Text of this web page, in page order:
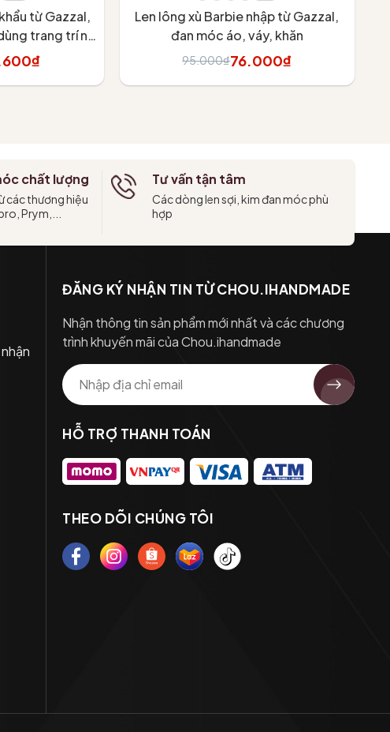
từ Gazzal,
trang trí nội
Len lông xù Barbie nhập từ Gazzal,
đan móc áo, váy, khăn
95.000₫76.000₫
chất lượng
các thương hiệu
Prym,...
Tư vấn tận tâm
Các dòng len sợi, kim đan móc phù
hợp
ĐĂNG KÝ NHẬN TIN TỪ CHOU.IHANDMADE
Nhận thông tin sản phẩm mới nhất và các chương
trình khuyến mãi của Chou.ihandmade
HỖ TRỢ THANH TOÁN
THEO DÕI CHÚNG TÔI